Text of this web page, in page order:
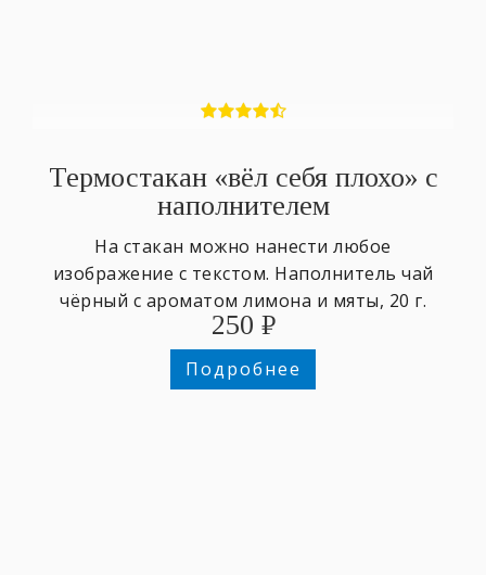
Термостакан «вёл себя плохо» с
наполнителем
На стакан можно нанести любое
изображение с текстом. Наполнитель чай
чёрный с ароматом лимона и мяты, 20 г.
Объём 600 мл., пластик.
250 ₽
Подробнее